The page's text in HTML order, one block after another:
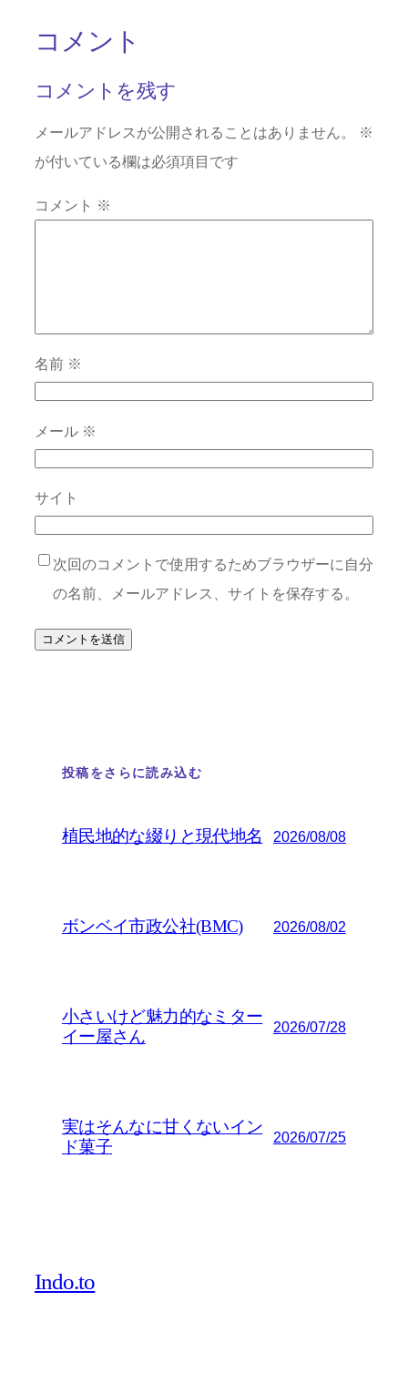
コメント
コメントを残す
メールアドレスが公開されることはありません。
※
が付いている欄は必須項目です
コメント ※
名前 ※
メール ※
サイト
次回のコメントで使用するためブラウザーに自分
の名前、メールアドレス、サイトを保存する。
投稿をさらに読み込む
植民地的な綴りと現代地名 2026/08/08
ボンベイ市政公社(BMC) 2026/08/02
小さいけど魅力的なミター
イー屋さん
2026/07/28
実はそんなに甘くないイン
ド菓子
2026/07/25
Indo.to